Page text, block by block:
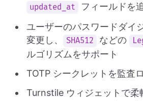
updated_at
フィールドを
ユーザーのパスワードダイ
変更し、
SHA512 などの
ルゴリズムをサポート
TOTP シークレットを監査
Turnstile ウィジェットで柔